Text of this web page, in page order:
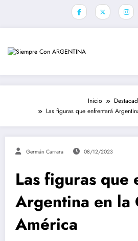
Inicio
Las figuras que enfrentará
Germán Carrara 08/12/2023
Las figuras que
Argentina en la
América